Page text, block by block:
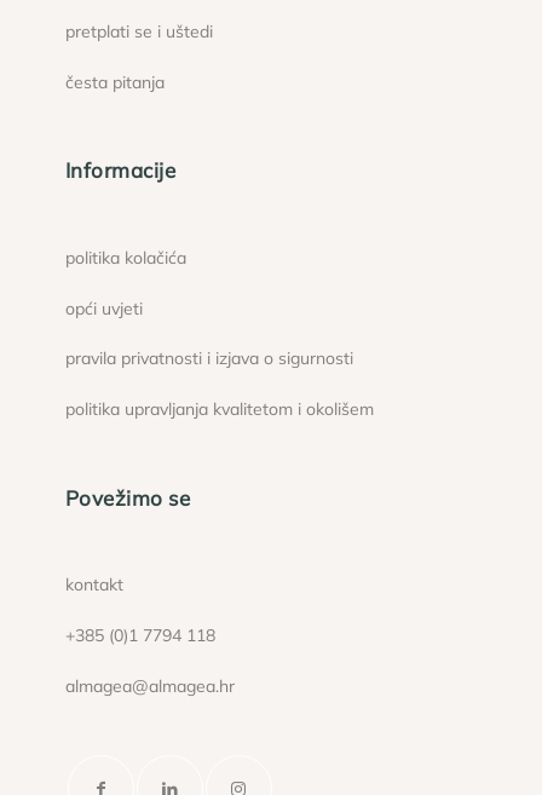
pretplati se i uštedi
česta pitanja
Informacije
politika kolačića
opći uvjeti
pravila privatnosti i izjava o sigurnosti
politika upravljanja kvalitetom i okolišem
Povežimo se
kontakt
+385 (0)1 7794 118
almagea@almagea.hr